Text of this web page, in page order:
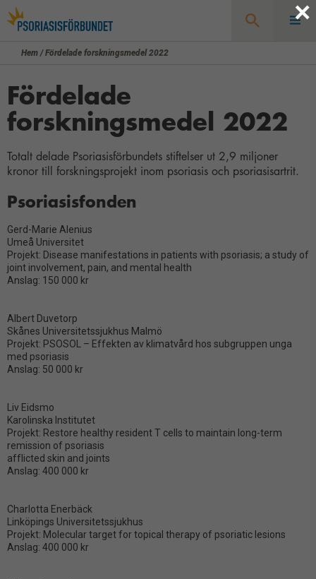
Hem /Fördelade forskningsmedel 2022
Fördelade
forskningsmedel 2022
Totalt delade Psoriasisförbundets stiftelser ut 2,9 miljoner
kronor till forskningsprojekt inom psoriasis och psoriasisartrit.
Psoriasisfonden
Gerd-Marie Alenius
Umeå Universitet
Projekt: Disease manifestations in patients with psoriasis; a study of
joint involvement, pain, and mental health
Anslag: 150 000 kr
Albert Duvetorp
Skånes Universitetssjukhus Malmö
Projekt: PSOSOL – Effekten av klimatvård hos subgruppen unga
med psoriasis
Anslag: 50 000 kr
Liv Eidsmo
Karolinska Institutet
Projekt: Restore healthy resident T cells to maintain long-term
remission of psoriasis
afflicted skin and joints
Anslag: 400 000 kr
Charlotta Enerbäck
Linköpings Universitetssjukhus
Projekt: Molecular target for topical therapy of psoriatic lesions
Anslag: 400 000 kr
×